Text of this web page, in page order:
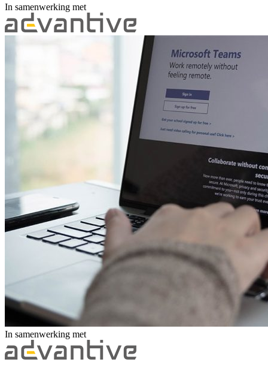
In samenwerking met
In samenwerking met